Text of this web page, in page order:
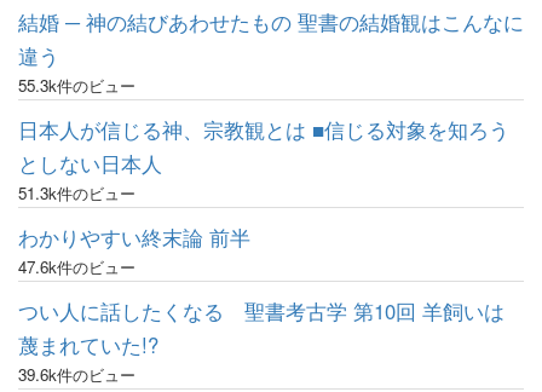
結婚 ─ 神の結びあわせたもの 聖書の結婚観はこんなに
違う
55.3k件のビュー
日本人が信じる神、宗教観とは ■信じる対象を知ろう
としない日本人
51.3k件のビュー
わかりやすい終末論 前半
47.6k件のビュー
つい人に話したくなる 聖書考古学 第10回 羊飼いは
蔑まれていた!?
39.6k件のビュー